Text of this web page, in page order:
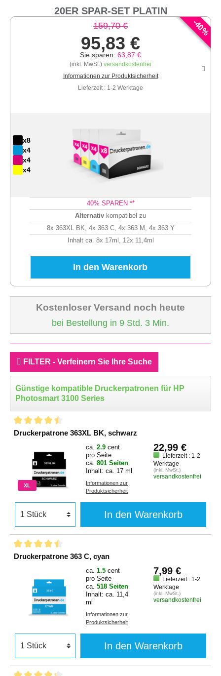
20ER SPAR-SET PLATIN
-
40
%
159,70 €
95,83 €
Sie sparen: 63,87 €
(inkl. MwSt.) versandkostenfrei
Informationen zur Produktsicherheit
Lieferzeit : 1-2 Werktage
x8
x4
x4
x4
40% SPAREN **
Alternativ kompatibel zu
8x 363XL BK, 4x 363 C, 4x 363 M, 4x 363 Y
Inhalt ca. 8x 17ml, 12x 11,4ml
In den Warenkorb
Kostenloser Versand noch heute
bei Bestellung in 9 Std. 3 Min.
FILTER - Verfeinern Sie Ihre Suche
Günstige kompatible Druckerpatronen für HP
Photosmart 3100 Series
Druckerpatrone 363XL BK, schwarz
XL
ca. 2.9 cent
pro Seite
ca. 801 Seiten
Inhalt: ca. 17 ml
Informationen zur
Produktsicherheit
22,99 €
Lieferzeit : 1-2
Werktage
(inkl. MwSt.)
versandkostenfrei
In den Warenkorb
Druckerpatrone 363 C, cyan
ca. 1.5 cent
pro Seite
ca. 518 Seiten
Inhalt: ca. 11,4
ml
Informationen zur
Produktsicherheit
7,99 €
Lieferzeit : 1-2
Werktage
(inkl. MwSt.)
versandkostenfrei
In den Warenkorb